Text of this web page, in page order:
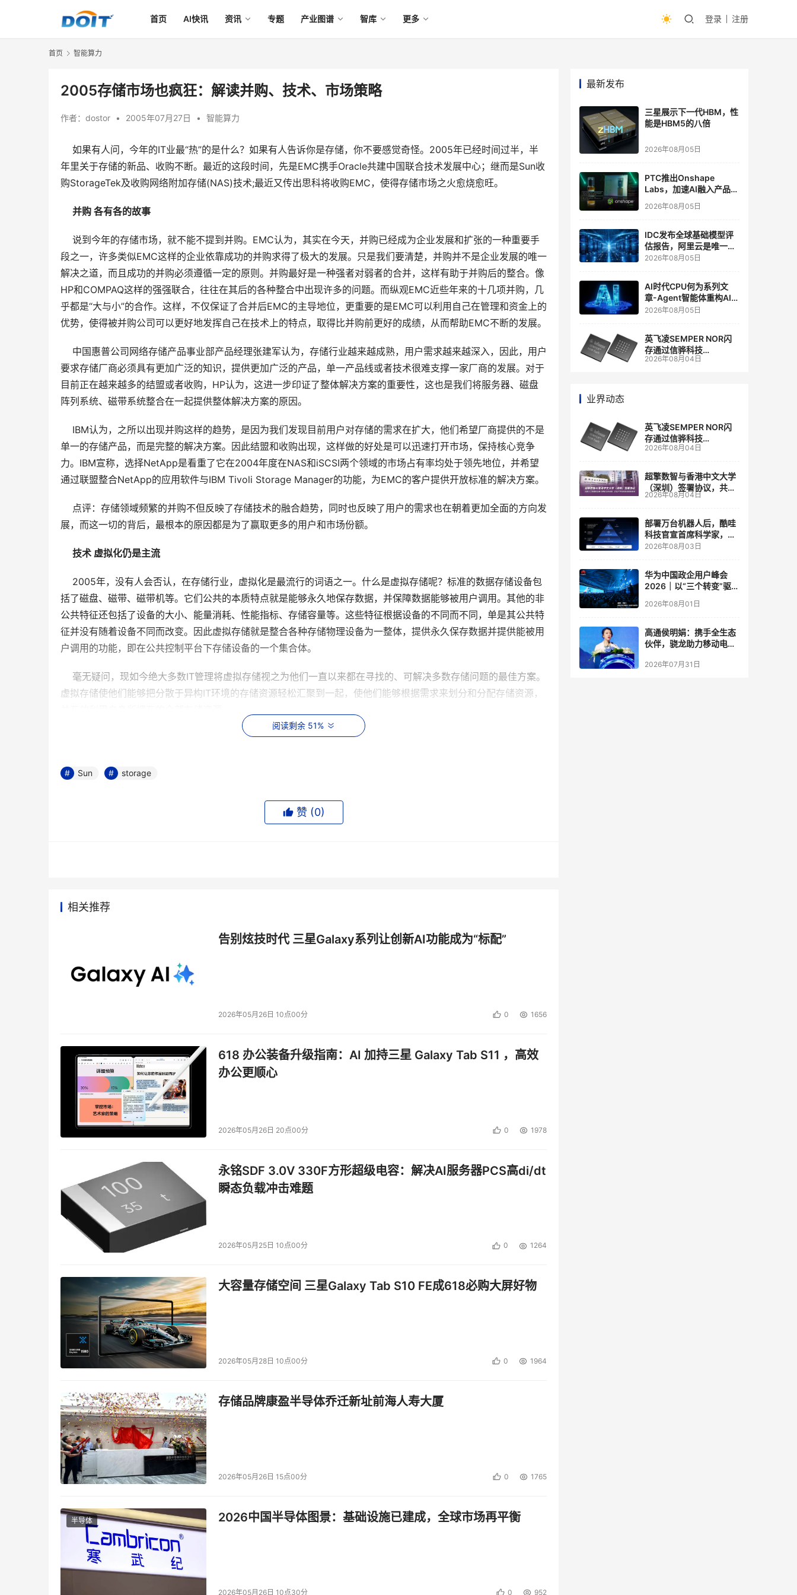
首页 AI快讯 资讯 专题 产业图谱 智库 更多 登录 注册
首页 智能算力
2005存储市场也疯狂：解读并购、技术、市场策略
作者： dostor • 2005年07月27日 • 智能算力
如果有人问，今年的IT业最“热”的是什么？如果有人告诉你是存储，你不要感觉奇怪。2005年已经时间过半，半
年里关于存储的新品、收购不断。最近的这段时间，先是EMC携手Oracle共建中国联合技术发展中心；继而是Sun收
购StorageTek及收购网络附加存储(NAS)技术;最近又传出思科将收购EMC，使得存储市场之火愈烧愈旺。
并购 各有各的故事
说到今年的存储市场，就不能不提到并购。EMC认为，其实在今天，并购已经成为企业发展和扩张的一种重要手
段之一，许多类似EMC这样的企业依靠成功的并购求得了极大的发展。只是我们要清楚，并购并不是企业发展的唯一
解决之道，而且成功的并购必须遵循一定的原则。并购最好是一种强者对弱者的合并，这样有助于并购后的整合。像
HP和COMPAQ这样的强强联合，往往在其后的各种整合中出现许多的问题。而纵观EMC近些年来的十几项并购，几
乎都是“大与小”的合作。这样，不仅保证了合并后EMC的主导地位，更重要的是EMC可以利用自己在管理和资金上的
优势，使得被并购公司可以更好地发挥自己在技术上的特点，取得比并购前更好的成绩，从而帮助EMC不断的发展。
中国惠普公司网络存储产品事业部产品经理张建军认为，存储行业越来越成熟，用户需求越来越深入，因此，用户
要求存储厂商必须具有更加广泛的知识，提供更加广泛的产品，单一产品线或者技术很难支撑一家厂商的发展。对于
目前正在越来越多的结盟或者收购，HP认为，这进一步印证了整体解决方案的重要性，这也是我们将服务器、磁盘
阵列系统、磁带系统整合在一起提供整体解决方案的原因。
IBM认为，之所以出现并购这样的趋势，是因为我们发现目前用户对存储的需求在扩大，他们希望厂商提供的不是
单一的存储产品，而是完整的解决方案。因此结盟和收购出现，这样做的好处是可以迅速打开市场，保持核心竞争
力。IBM宣称，选择NetApp是看重了它在2004年度在NAS和iSCSI两个领域的市场占有率均处于领先地位，并希望
通过联盟整合NetApp的应用软件与IBM Tivoli Storage Manager的功能，为EMC的客户提供开放标准的解决方案。
点评：存储领域频繁的并购不但反映了存储技术的融合趋势，同时也反映了用户的需求也在朝着更加全面的方向发
展，而这一切的背后，最根本的原因都是为了赢取更多的用户和市场份额。
技术 虚拟化仍是主流
2005年，没有人会否认，在存储行业，虚拟化是最流行的词语之一。什么是虚拟存储呢？标准的数据存储设备包
括了磁盘、磁带、磁带机等。它们公共的本质特点就是能够永久地保存数据，并保障数据能够被用户调用。其他的非
公共特征还包括了设备的大小、能量消耗、性能指标、存储容量等。这些特征根据设备的不同而不同，单是其公共特
征并没有随着设备不同而改变。因此虚拟存储就是整合各种存储物理设备为一整体，提供永久保存数据并提供能被用
户调用的功能，即在公共控制平台下存储设备的一个集合体。
毫无疑问，现如今绝大多数IT管理将虚拟存储视之为他们一直以来都在寻找的、可解决多数存储问题的最佳方案。
虚拟存储使他们能够把分散于异构IT环境的存储资源轻松汇聚到一起，使他们能够根据需求来划分和分配存储资源，
说到今年存储领域的技术热点，EMC的相关负责人称，虚拟技术将是各存储厂商继续关注的热点。
中国惠普公司网络存储产品事业部产品经理张建军告诉记者，虚拟存储是一种智能化的“跨越”底层物理与管理软件
的中间系统，它让客户以“透明”自动的方式在磁盘或磁带上存储数据。在虚拟存储环境下，存储利用率大幅提升。
IBM的相关人士也认为有3种技术是今年的主流，首先就是虚拟技术，今年的不同是厂商都有完整的解决方案提
点评：虽然虚拟化非常热，但仅靠虚拟化这一单一技术本身并不能实现企业增加存储空间利用率和降低运营成本目
基础设施的运营成本。通过由SRM、SAN管理和自动化流程等所组成的整合的存储管理战略，企业可在消除存储环境
市场策略 说你说我
从所周知，一个企业要赢得市场，除了技术外，市场策略也起着举足轻重的作用。中国惠普公司网络存储产品事业
同时以服务作为一个强有力的保障。
IBM存储事业部相关负责人告诉记者，IBM存储2005年的策略核心是用高价值解决方案打造三维存储空间。IBM认
为，面对存储问题，企业应当从业务层面、信息层面和基础架构层面有一个全盘的考虑，而不能一叶障目，以偏概
全。IBM相应今年将从业务连续性、信息生命周期管理和基础架构简化等三个方面，更新并完善已有的解决方案，帮
助企业客户实施全面的存储战略。
与HP、IBM不同，日立HDS今年的市场策略是全面提升HDS对渠道和客户的服务支持能力。目前，HDS已经建了
七个服务中心。HDS认为，市场在快速成长，业务也在不断增加，而服务支持水平的高低将成为企业发展的短板，制
约企业整体的发展，因此加强服务支持是实现战略目标的关键。
与日立相似，浪潮也把存储渠道的建设作为重点。其产品总经理李辉告诉记者，之前，浪潮存储的渠道和服务器的
渠道合二为一，但是随着存储销售的日趋独立化，存储和服务器对于同一个渠道体系的管理便出现了一些效率上的问
支持。
点评：在存储领域，技术和解决方案是十分重要的，尤其是面对用户日益提高的对存储的需求，同样，在竞争日益
激烈的今天，市场和渠道更不可小视。这几年相关存储厂商正不断增加，使得“价格战”也终于成了他们的口头禅。现
在，“存储圈”原来的生态平衡终于被打破了。很自然的，这样的变化也促使存储厂商们必须尽快改变过去的销售模
式，而渠道的建设无疑将会加快这种进程。因此，存储厂商纷纷注重和改变他们的渠道策略。
阅读剩余 51%
本文来源于DOIT传媒，文章内容仅供参考，不构成投资建议。
Sun storage
赞 (0)
相关推荐
告别炫技时代 三星Galaxy系列让创新AI功能成为“标配”
2026年05月26日 10点00分 0 1656
618 办公装备升级指南：AI 加持三星 Galaxy Tab S11 ，高效
办公更顺心
2026年05月26日 20点00分 0 1978
永铭SDF 3.0V 330F方形超级电容：解决AI服务器PCS高di/dt
瞬态负载冲击难题
2026年05月25日 10点00分 0 1264
大容量存储空间 三星Galaxy Tab S10 FE成618必购大屏好物
2026年05月28日 10点00分 0 1964
存储品牌康盈半导体乔迁新址前海人寿大厦
2026年05月26日 15点00分 0 1765
半导体 2026中国半导体图景：基础设施已建成，全球市场再平衡
2026年05月26日 10点30分 0 952
最新发布
三星展示下一代HBM，性
能是HBM5的八倍
2026年08月05日
PTC推出Onshape
Labs，加速AI融入产品开
发流程
2026年08月05日
IDC发布全球基础模型评
估报告，阿里云是唯一入
选“领导者”象限的中国厂
2026年08月05日
AI时代CPU何为系列文
章-Agent智能体重构AI
Infra基础设施
2026年08月05日
英飞凌SEMPER NOR闪
存通过信骅科技
AST2700 BMC认证，全
2026年08月04日
业界动态
英飞凌SEMPER NOR闪
存通过信骅科技
AST2700 BMC认证，全
管理
2026年08月04日
超擎数智与香港中文大学
（深圳）签署协议，共建
人工智能和边缘计算联合
2026年08月04日
部署万台机器人后，酷哇
科技官宣首席科学家，要
让世界模型交付生产力
2026年08月03日
华为中国政企用户峰会
2026｜以“三个转变”驱动
2026年08月01日
高通侯明娟：携手全生态
伙伴，骁龙助力移动电竞
2026年07月31日